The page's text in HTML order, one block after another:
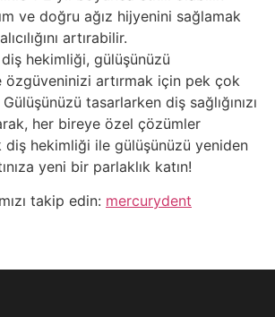
ve doğru ağız hijyenini sağlamak
artırabilir.
hekimliği, gülüşünüzü
artırmak için pek çok
tasarlarken diş sağlığınızı
her bireye özel çözümler
diş hekimliği ile gülüşünüzü yeniden
yeni bir parlaklık katın!
takip edin: mercurydent